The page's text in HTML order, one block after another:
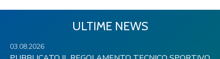
ULTIME NEWS
03.08.2026